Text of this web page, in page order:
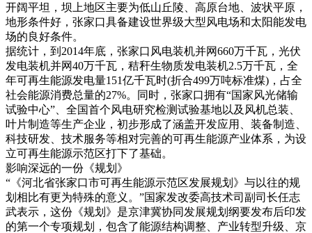
开阔平坦，坝上地区主要为低山丘陵、高原台地、波状平原，
地形条件好，张家口具备建设世界级大型风电场和太阳能发电
场的良好条件。
据统计，到2014年底，张家口风电装机并网660万千瓦，光伏
发电装机并网40万千瓦，秸秆生物质发电装机2.5万千瓦，全
年可再生能源发电量151亿千瓦时(折合499万吨标准煤)，占全
社会能源消费总量的27%。同时，张家口拥有“国家风光储输
试验中心”、全国首个风电研究检测试验基地以及风机总装、
叶片制造等生产企业，初步形成了涵盖开发应用、装备制造、
科技研发、技术服务等相对完善的可再生能源产业体系，为设
立可再生能源示范区打下了基础。
影响深远的一份《规划》
“《河北省张家口市可再生能源示范区发展规划》与以往的规
划相比有更为特殊的意义。”国家发改委高技术司副司长任志
武表示，这份《规划》是京津冀协同发展规划纲要发布后印发
的第一个专项规划，包含了能源结构调整、产业转型升级、京